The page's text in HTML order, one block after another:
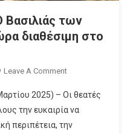
Βασιλιάς των
διαθέσιμη στο
Leave A CommentOn
Ταινία
«Μουφάσα
Ο
2025) – Οι θεατές
την ευκαιρία να
περιπέτεια, την